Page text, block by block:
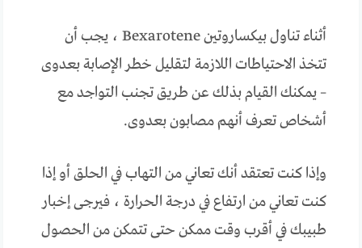
أثناء تناول بيكساروتين Bexarotene ، يجب أن
تتخذ الاحتياطات اللازمة لتقليل خطر الإصابة بعدوى
– يمكنك القيام بذلك عن طريق تجنب التواجد مع
أشخاص تعرف أنهم مصابون بعدوى.
وإذا كنت تعتقد أنك تعاني من التهاب في الحلق أو إذا
كنت تعاني من ارتفاع في درجة الحرارة ، فيرجى إخبار
طبيبك في أقرب وقت ممكن حتى تتمكن من الحصول